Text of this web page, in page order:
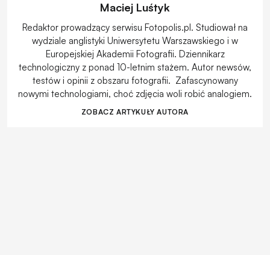
Maciej Luśtyk
Redaktor prowadzący serwisu Fotopolis.pl. Studiował na
wydziale anglistyki Uniwersytetu Warszawskiego i w
Europejskiej Akademii Fotografii. Dziennikarz
technologiczny z ponad 10-letnim stażem. Autor newsów,
testów i opinii z obszaru fotografii. Zafascynowany
nowymi technologiami, choć zdjęcia woli robić analogiem.
ZOBACZ ARTYKUŁY AUTORA